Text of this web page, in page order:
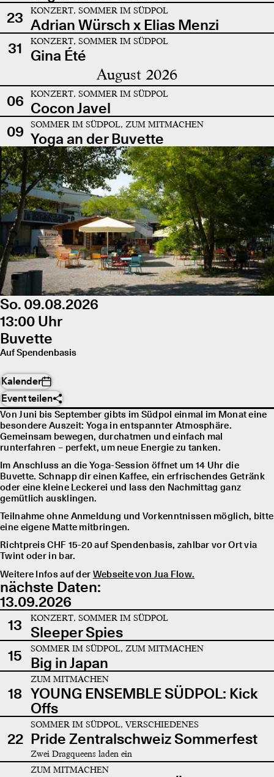
23
KONZERT, SOMMER IM SÜDPOL
Adrian Würsch x Elias Menzi
31
KONZERT, SOMMER IM SÜDPOL
Gina Été
August 2026
06 KONZERT, SOMMER IM SÜDPOL
Cocon Javel
09
SOMMER IM SÜDPOL, ZUM MITMACHEN
Yoga an der Buvette
So. 09.08.2026
13:00 Uhr
Buvette
Auf Spendenbasis
Kalender
Event teilen
Von Juni bis September gibts im Südpol einmal im Monat eine
besondere Auszeit: Yoga in entspannter Atmosphäre.
Gemeinsam bewegen, durchatmen und einfach mal
runterfahren – perfekt, um neue Energie zu tanken.
Im Anschluss an die Yoga-Session öffnet um 14 Uhr die
Buvette. Schnapp dir einen Kaffee, ein erfrischendes Getränk
oder eine kleine Leckerei und lass den Nachmittag ganz
gemütlich ausklingen.
Teilnahme ohne Anmeldung und Vorkenntnissen möglich, bitte
eine eigene Matte mitbringen.
Richtpreis CHF 15-20 auf Spendenbasis, zahlbar vor Ort via
Twint oder in bar.
Weitere Infos auf der Webseite von Jua Flow.
nächste Daten:
13.09.2026
13
KONZERT, SOMMER IM SÜDPOL
Sleeper Spies
15
SOMMER IM SÜDPOL, ZUM MITMACHEN
Big in Japan
18
ZUM MITMACHEN
YOUNG ENSEMBLE SÜDPOL: Kick
Offs
22
SOMMER IM SÜDPOL, VERSCHIEDENES
Pride Zentralschweiz Sommerfest
Zwei Dragqueens laden ein
ZUM MITMACHEN